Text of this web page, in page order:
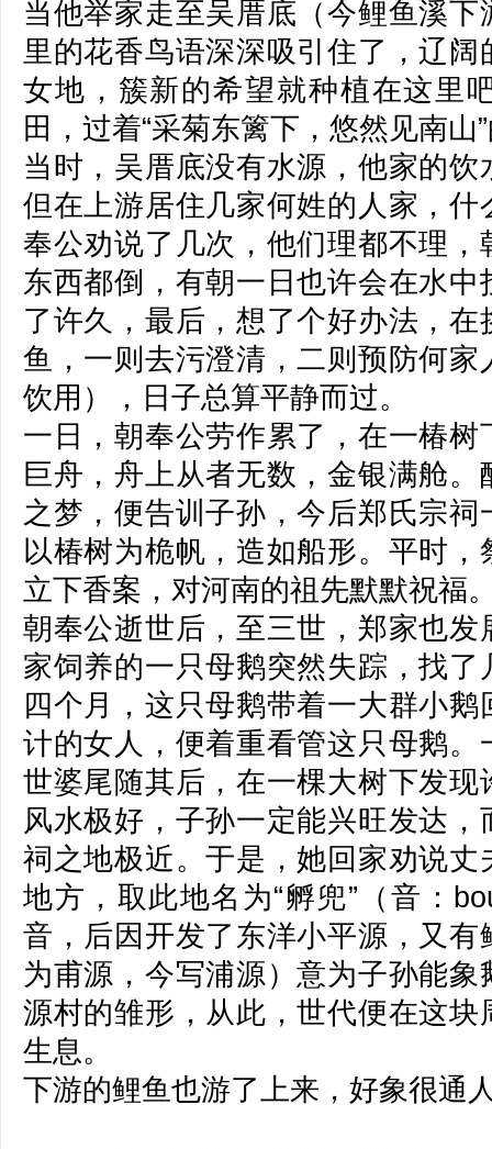
当他举家走至吴厝底（今鲤鱼溪
里的花香鸟语深深吸引住了，辽
女地，簇新的希望就种植在这里
田，过着“采菊东篱下，悠然见南山
当时，吴厝底没有水源，他家的
但在上游居住几家何姓的人家，
奉公劝说了几次，他们理都不理
东西都倒，有朝一日也许会在水
了许久，最后，想了个好办法，
鱼，一则去污澄清，二则预防何
饮用），日子总算平静而过。
一日，朝奉公劳作累了，在一椿
巨舟，舟上从者无数，金银满舱
之梦，便告训子孙，今后郑氏宗
以椿树为桅帆，造如船形。平时
立下香案，对河南的祖先默默祝福
朝奉公逝世后，至三世，郑家也
家饲养的一只母鹅突然失踪，找
四个月，这只母鹅带着一大群小
计的女人，便着重看管这只母鹅
世婆尾随其后，在一棵大树下发
风水极好，子孙一定能兴旺发达
祠之地极近。于是，她回家劝说
地方，取此地名为“孵兜”（音：
音，后因开发了东洋小平源，又
为甫源，今写浦源）意为子孙能
源村的雏形，从此，世代便在这
生息。
下游的鲤鱼也游了上来，好象很通